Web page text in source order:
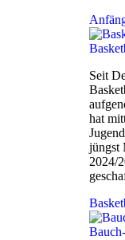
Seit
hat
jüngst
2024/